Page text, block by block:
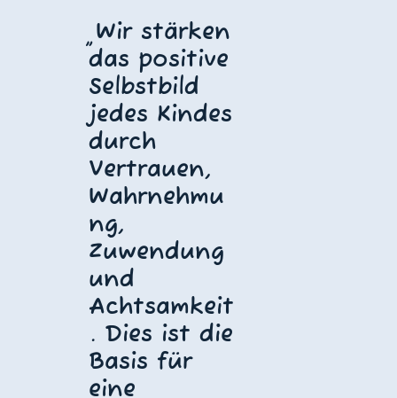
„Wir stärken
das positive
Selbstbild
jedes Kindes
durch
Vertrauen,
Wahrnehmu
ng,
Zuwendung
und
Achtsamkeit
. Dies ist die
Basis für
eine